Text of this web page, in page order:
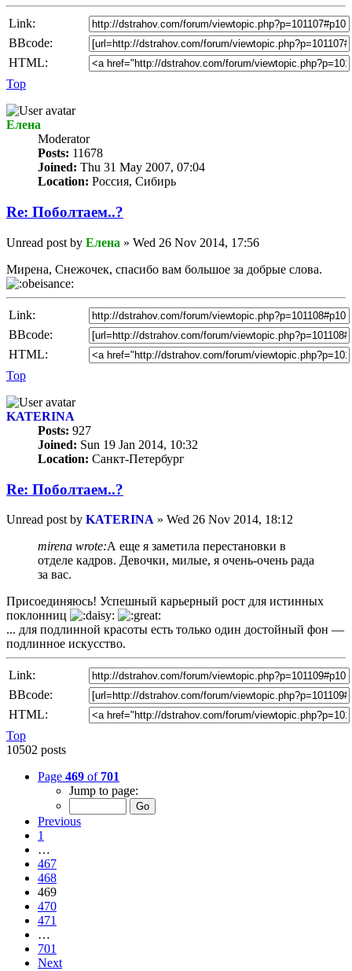
Link:
BBcode:
HTML:
Top
Елена
Мoderator
Posts: 11678
Joined: Thu 31 May 2007, 07:04
Location: Россия, Сибирь
Re: Пoбoлтаем..?
Unread post by Елена » Wed 26 Nov 2014, 17:56
Мирена, Снежочек, спасибо вам большое за добрые слова.
Link:
BBcode:
HTML:
Top
KATERINA
Posts: 927
Joined: Sun 19 Jan 2014, 10:32
Location: Санкт-Петербург
Re: Пoбoлтаем..?
Unread post by KATERINA » Wed 26 Nov 2014, 18:12
mirena wrote:А еще я заметила перестановки в
отделе кадров. Девочки, милые, я очень-очень рада
за вас.
Присоединяюсь! Успешный карьерный рост для истинных
поклонниц
... для подлинной красоты есть только один достойный фон —
подлинное искусство.
Link:
BBcode:
HTML:
Top
10502 posts
Page 469 of 701
Jump to page:
Previous
1
…
467
468
469
470
471
…
701
Next